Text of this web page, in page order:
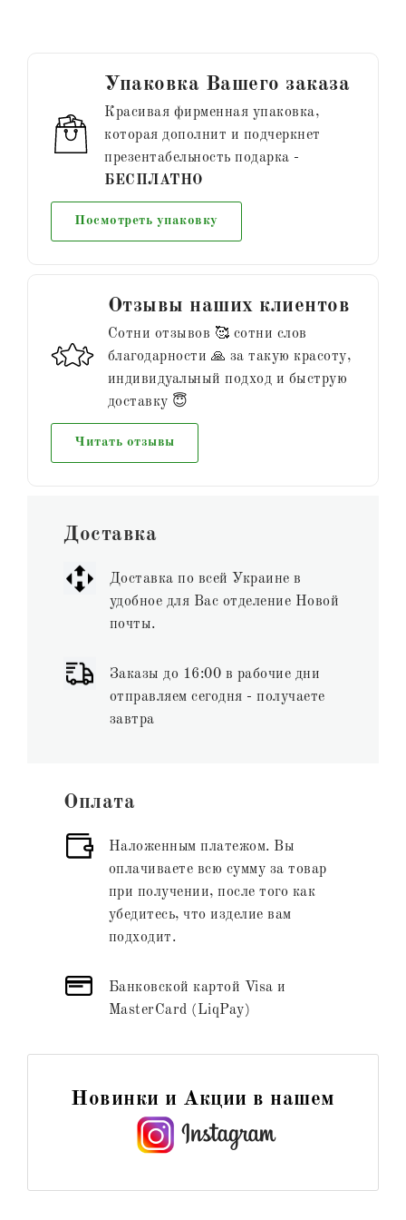
Упаковка Вашего заказа
Красивая фирменная упаковка,
которая дополнит и подчеркнет
презентабельность подарка -
БЕСПЛАТНО
Посмотреть упаковку
Отзывы наших клиентов
Сотни отзывов 🥰 сотни слов
благодарности 🙏 за такую красоту,
индивидуальный подход и быструю
доставку 😇
Читать отзывы
Доставка
Доставка по всей Украине в
удобное для Вас отделение Новой
почты.
Заказы до 16:00 в рабочие дни
отправляем сегодня - получаете
завтра
Оплата
Наложенным платежом. Вы
оплачиваете всю сумму за товар
при получении, после того как
убедитесь, что изделие вам
подходит.
Банковской картой Visa и
MasterCard (LiqPay)
Новинки и Акции в нашем